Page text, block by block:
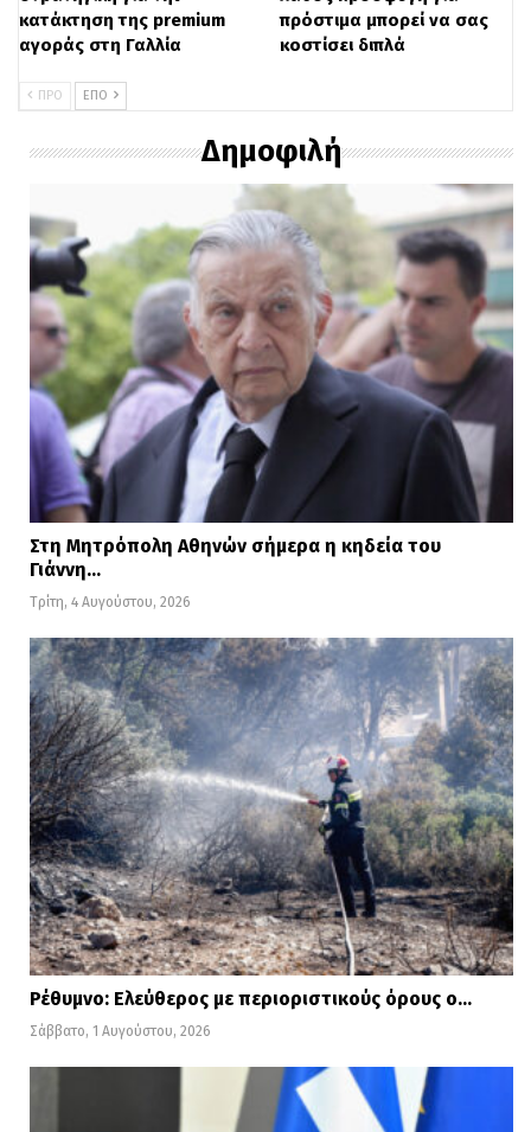
κατάκτηση της premium
αγοράς στη Γαλλία
πρόστιμα μπορεί να σας
κοστίσει διπλά
ΠΡΟ ΕΠΌ
Δημοφιλή
Στη Μητρόπολη Αθηνών σήμερα η κηδεία του
Γιάννη…
Τρίτη, 4 Αυγούστου, 2026
Ρέθυμνο: Ελεύθερος με περιοριστικούς όρους ο…
Σάββατο, 1 Αυγούστου, 2026